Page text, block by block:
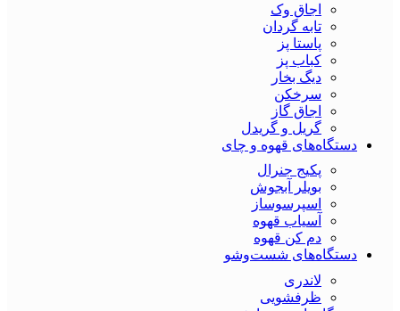
اجاق وک
تابه گردان
پاستا پز
کباب پز
دیگ بخار
سرخکن
اجاق گاز
گریل و گریدل
دستگاه‌های قهوه و چای
پکیج جنرال
بویلر آبجوش
اسپرسوساز
آسیاب قهوه
دم کن قهوه
دستگاه‌های شست‌و‌شو
لاندری
ظرفشویی